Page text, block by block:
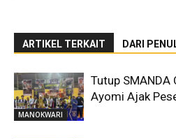
ARTIKEL TERKAIT DARI
MANOKWARI
Tutup SMANDA
Ayomi Ajak